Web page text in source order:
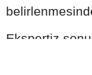
Ekspertiz